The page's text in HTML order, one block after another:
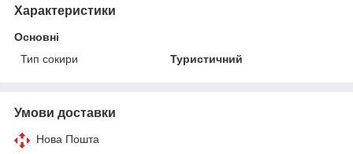
Характеристики
Основні
Тип сокири
Туристичний
Умови доставки
Нова Пошта